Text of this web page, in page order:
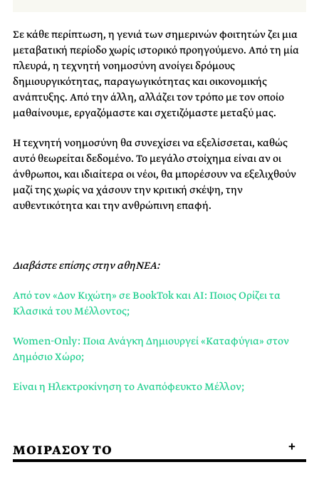
Σε κάθε περίπτωση, η γενιά των σημερινών φοιτητών ζει μια
μεταβατική περίοδο χωρίς ιστορικό προηγούμενο. Από τη μία
πλευρά, η τεχνητή νοημοσύνη ανοίγει δρόμους
δημιουργικότητας, παραγωγικότητας και οικονομικής
ανάπτυξης. Από την άλλη, αλλάζει τον τρόπο με τον οποίο
μαθαίνουμε, εργαζόμαστε και σχετιζόμαστε μεταξύ μας.
Η τεχνητή νοημοσύνη θα συνεχίσει να εξελίσσεται, καθώς
αυτό θεωρείται δεδομένο. Το μεγάλο στοίχημα είναι αν οι
άνθρωποι, και ιδιαίτερα οι νέοι, θα μπορέσουν να εξελιχθούν
μαζί της χωρίς να χάσουν την κριτική σκέψη, την
αυθεντικότητα και την ανθρώπινη επαφή.
Διαβάστε επίσης στην αθηΝΕΑ:
Από τον «Δον Κιχώτη» σε BookTok και AI: Ποιος Ορίζει τα
Κλασικά του Μέλλοντος;
Women-Only: Ποια Ανάγκη Δημιουργεί «Καταφύγια» στον
Δημόσιο Χώρο;
Είναι η Ηλεκτροκίνηση το Αναπόφευκτο Μέλλον;
ΜΟΙΡΑΣΟΥ ΤΟ